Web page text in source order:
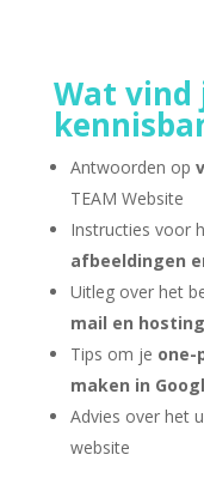
Wat vind
Antwoorden op
TEAM Website
Instructies voor
afbeeldingen
Uitleg over het
mail en hosting
Tips om je one-
maken in
Advies over het
website